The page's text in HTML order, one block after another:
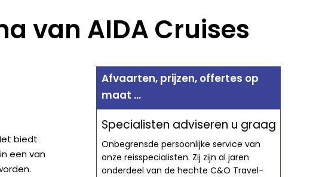
van AIDA Cruises
biedt
een van
Afvaarten, prijzen, offertes op
maat ...
Specialisten adviseren u graag
Onbegrensde persoonlijke service van
onze reisspecialisten. Zij zijn al jaren
onderdeel van de hechte C&O Travel-